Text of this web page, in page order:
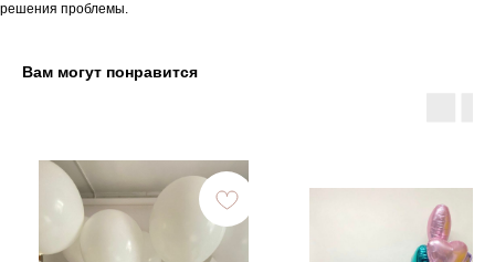
решения проблемы.
Вам могут понравится